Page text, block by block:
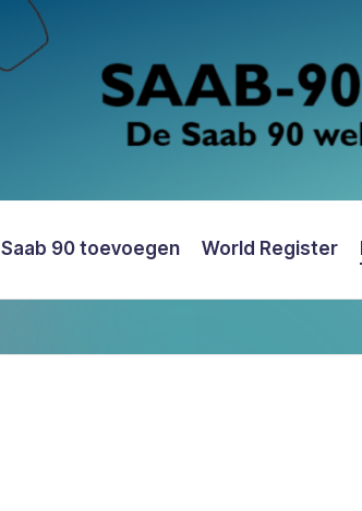
Saab 90 toevoegen World Register